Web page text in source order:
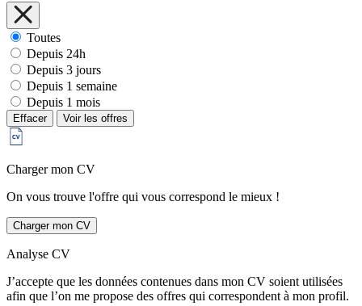
Toutes
Depuis 24h
Depuis 3 jours
Depuis 1 semaine
Depuis 1 mois
Effacer Voir les offres
Charger mon CV
On vous trouve l'offre qui vous correspond le mieux !
Charger mon CV
Analyse CV
J’accepte que les données contenues dans mon CV soient utilisées
afin que l’on me propose des offres qui correspondent à mon profil.